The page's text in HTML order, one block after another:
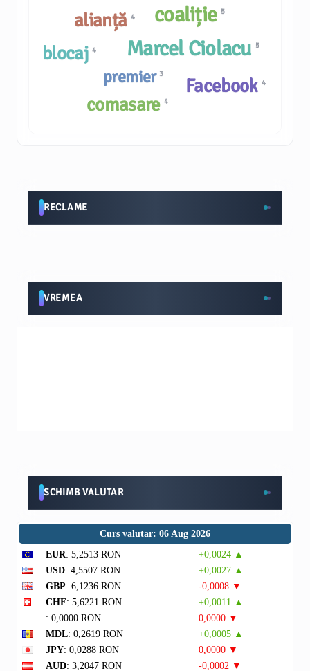
blocaj4
Facebook 4
premier 3
comasare 4
alianță 4 coaliție 5
Marcel Ciolacu 5
RECLAME
VREMEA
SCHIMB VALUTAR
Curs valutar: 06 Aug 2026
EUR: 5,2513 RON
+0,0024 ▲
USD: 4,5507 RON
+0,0027 ▲
GBP: 6,1236 RON
-0,0008 ▼
CHF: 5,6221 RON
+0,0011 ▲
: 0,0000 RON
0,0000 ▼
MDL: 0,2619 RON
+0,0005 ▲
JPY: 0,0288 RON
0,0000 ▼
AUD: 3,2047 RON -0,0002 ▼